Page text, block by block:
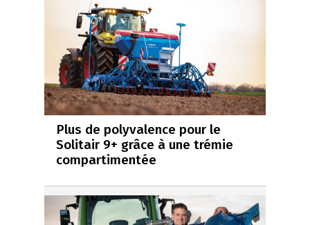
Plus de polyvalence pour le
Solitair 9+ grâce à une trémie
compartimentée